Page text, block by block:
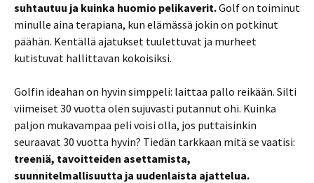
suhtautuu ja kuinka huomio pelikaverit.Golf on toiminut
minulle aina terapiana, kun elämässä jokin on potkinut
päähän. Kentällä ajatukset tuulettuvat ja murheet
kutistuvat hallittavan kokoisiksi.
Golfin ideahan on hyvin simppeli: laittaa pallo reikään. Silti
viimeiset 30 vuotta olen sujuvasti putannut ohi. Kuinka
paljon mukavampaa peli voisi olla, jos puttaisinkin
seuraavat 30 vuotta hyvin? Tiedän tarkkaan mitä se vaatisi:
treeniä, tavoitteiden asettamista,
suunnitelmallisuutta ja uudenlaista ajattelua.